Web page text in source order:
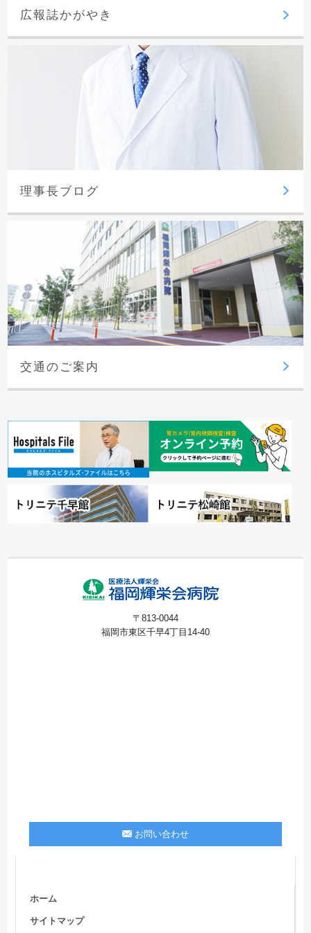
広報誌かがやき
理事長ブログ
交通のご案内
〒813-0044
福岡市東区千早4丁目14-40
お問い合わせ
ホーム
サイトマップ